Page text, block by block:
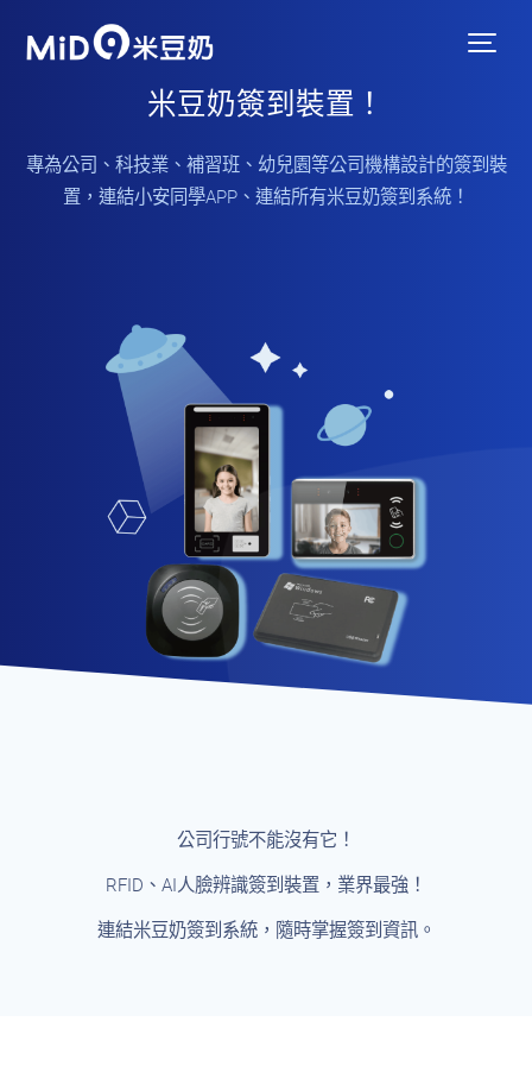
米豆奶簽到裝置！
專為公司、科技業、補習班、幼兒園等公司機構設計的簽到裝
置，連結小安同學APP、連結所有米豆奶簽到系統！
公司行號不能沒有它！
RFID、AI人臉辨識簽到裝置，業界最強！
連結米豆奶簽到系統，隨時掌握簽到資訊。